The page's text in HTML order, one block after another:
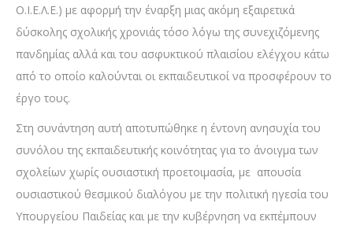
Ο.Ι.Ε.Λ.Ε.) με αφορμή την έναρξη μιας ακόμη εξαιρετικά
δύσκολης σχολικής χρονιάς τόσο λόγω της συνεχιζόμενης
πανδημίας αλλά και του ασφυκτικού πλαισίου ελέγχου κάτω
από το οποίο καλούνται οι εκπαιδευτικοί να προσφέρουν το
έργο τους.
Στη συνάντηση αυτή αποτυπώθηκε η έντονη ανησυχία του
συνόλου της εκπαιδευτικής κοινότητας για το άνοιγμα των
σχολείων χωρίς ουσιαστική προετοιμασία, με απουσία
ουσιαστικού θεσμικού διαλόγου με την πολιτική ηγεσία του
Υπουργείου Παιδείας και με την κυβέρνηση να εκπέμπουν